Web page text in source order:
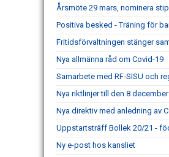
Årsmöte 29 mars, nominera
Positiva besked - Träning för
Fritidsförvaltningen stänger
Nya allmänna råd om Covid-19
Samarbete med RF-SISU och
Nya riktlinjer till den 8 december
Nya direktiv med anledning av
Uppstartsträff Bollek 20/21 -
Ny e-post hos kansliet